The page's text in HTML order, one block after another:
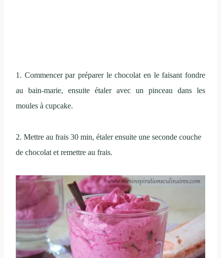
1. Commencer par préparer le chocolat en le faisant fondre
au bain-marie, ensuite étaler avec un pinceau dans les
moules à cupcake.
2. Mettre au frais 30 min, étaler ensuite une seconde couche
de chocolat et remettre au frais.